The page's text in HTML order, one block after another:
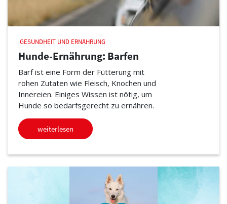
GESUNDHEIT UND ERNÄHRUNG
Hunde-Ernährung: Barfen
Barf ist eine Form der Fütterung mit
rohen Zutaten wie Fleisch, Knochen und
Innereien. Einiges Wissen ist nötig, um
Hunde so bedarfsgerecht zu ernähren.
weiterlesen